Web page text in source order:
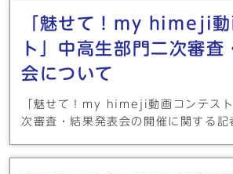
「魅せて！my himeji動
ト」中高生部門二次審査
会について
「魅せて！my himeji動画コンテス
次審査・結果発表会の開催に関する記